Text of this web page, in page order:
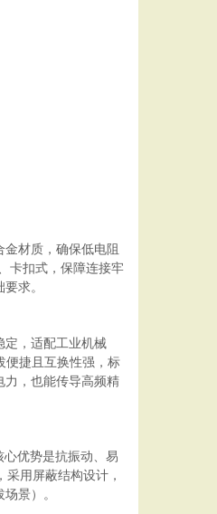
材质，确保低电阻
卡扣式，保障连接牢
求。
定，适配工业机械
便捷且互换性强，标
力，也能传导高频精
优势是抗振动、易
用屏蔽结构设计，
景）。